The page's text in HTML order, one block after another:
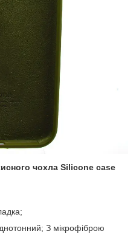
чохла Silicone case
З мікрофіброю